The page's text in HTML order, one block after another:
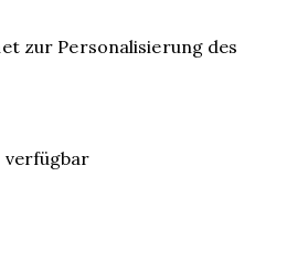
zur Personalisierung des
verfügbar